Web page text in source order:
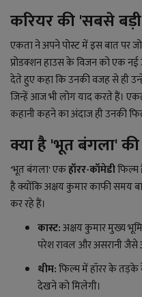
सोशल मीडिया
Gallery
करियर की 'सबसे बड़ी
एकता ने अपने पोस्ट में इस बात पर
प्रोडक्शन हाउस के विजन को एक नई
देते हुए कहा कि उनकी वजह से ही
जिन्हें आज भी लोग याद करते हैं।
कहानी कहने का अंदाज ही उनकी
क्या है 'भूत बंगला' की
'भूत बंगला' एकहॉरर-कॉमेडीफिल्म
है क्योंकि अक्षय कुमार काफी समय
कर रहे हैं।
कास्ट:अक्षय कुमार मुख्य
परेश रावल और असरानी
थीम:फिल्म में हॉरर के तड़के
देखने को मिलेगी।